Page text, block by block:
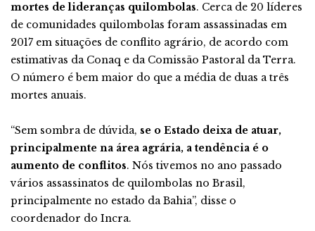
mortes de lideranças quilombolas. Cerca de 20 líderes
de comunidades quilombolas foram assassinadas em
2017 em situações de conflito agrário, de acordo com
estimativas da Conaq e da Comissão Pastoral da Terra.
O número é bem maior do que a média de duas a três
mortes anuais.
“Sem sombra de dúvida, se o Estado deixa de atuar,
principalmente na área agrária, a tendência é o
aumento de conflitos. Nós tivemos no ano passado
vários assassinatos de quilombolas no Brasil,
principalmente no estado da Bahia”, disse o
coordenador do Incra.